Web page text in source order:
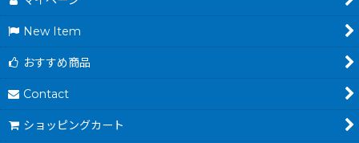
New Item
おすすめ商品
Contact
ショッピングカート